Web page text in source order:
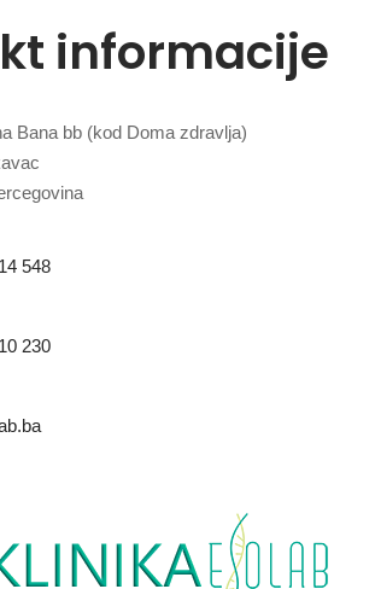
informacije
Bana bb (kod Doma zdravlja)
548
230